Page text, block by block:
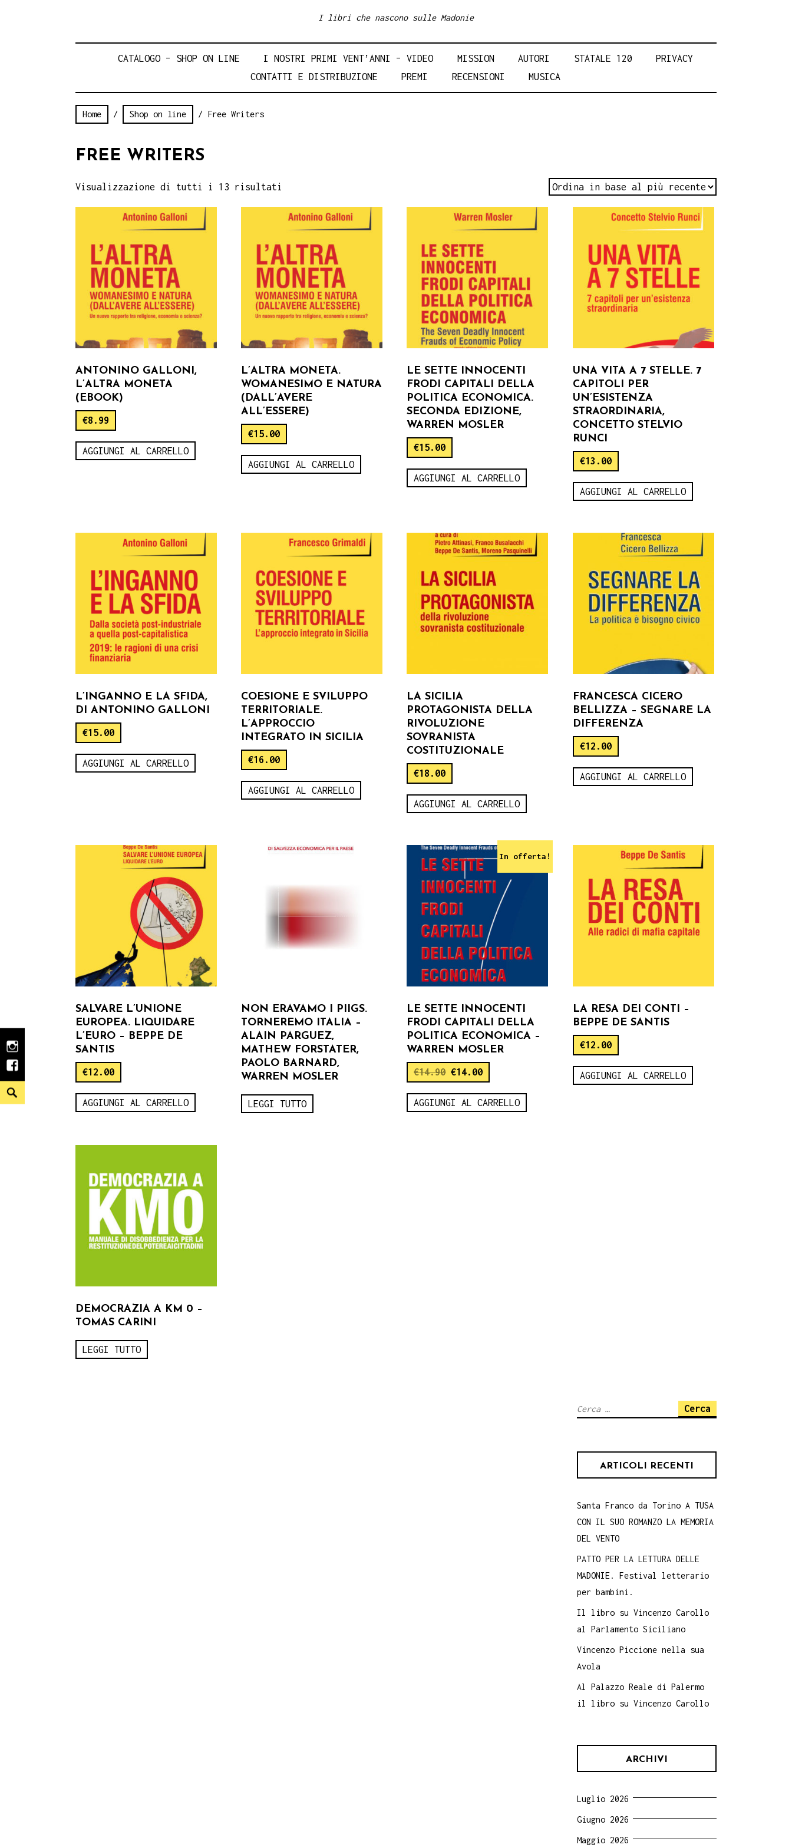
I libri che nascono sulle Madonie
CATALOGO – SHOP ON LINE I NOSTRI PRIMI VENT’ANNI – VIDEO MISSION AUTORI STATALE 120
PRIVACY
CONTATTI E DISTRIBUZIONE
PREMI RECENSIONI MUSICA
instagram
facebook
Search
Home / Shop on line / Free Writers
FREE WRITERS
Visualizzazione di tutti i 13 risultati
ANTONINO GALLONI,
L’ALTRA MONETA
(EBOOK)
€8.99
AGGIUNGI AL CARRELLO
L’ALTRA MONETA.
WOMANESIMO E NATURA
(DALL’AVERE
ALL’ESSERE)
€15.00
AGGIUNGI AL CARRELLO
LE SETTE INNOCENTI
FRODI CAPITALI DELLA
POLITICA ECONOMICA.
SECONDA EDIZIONE,
WARREN MOSLER
€15.00
AGGIUNGI AL CARRELLO
UNA VITA A 7 STELLE. 7
CAPITOLI PER
UN’ESISTENZA
STRAORDINARIA,
CONCETTO STELVIO
RUNCI
€13.00
AGGIUNGI AL CARRELLO
L’INGANNO E LA SFIDA,
DI ANTONINO GALLONI
€15.00
AGGIUNGI AL CARRELLO
COESIONE E SVILUPPO
TERRITORIALE.
L’APPROCCIO
INTEGRATO IN SICILIA
€16.00
AGGIUNGI AL CARRELLO
LA SICILIA
PROTAGONISTA DELLA
RIVOLUZIONE
SOVRANISTA
COSTITUZIONALE
€18.00
AGGIUNGI AL CARRELLO
FRANCESCA CICERO
BELLIZZA – SEGNARE LA
DIFFERENZA
€12.00
AGGIUNGI AL CARRELLO
SALVARE L’UNIONE
EUROPEA. LIQUIDARE
L’EURO – BEPPE DE
SANTIS
€12.00
AGGIUNGI AL CARRELLO
NON ERAVAMO I PIIGS.
TORNEREMO ITALIA –
ALAIN PARGUEZ,
MATHEW FORSTATER,
PAOLO BARNARD,
WARREN MOSLER
LEGGI TUTTO
In offerta!
LE SETTE INNOCENTI
FRODI CAPITALI DELLA
POLITICA ECONOMICA –
WARREN MOSLER
€14.90 €14.00
AGGIUNGI AL CARRELLO
LA RESA DEI CONTI –
BEPPE DE SANTIS
€12.00
AGGIUNGI AL CARRELLO
DEMOCRAZIA A KM 0 –
TOMAS CARINI
LEGGI TUTTO
Ricerca
ARTICOLI RECENTI
Santa Franco da Torino A TUSA
CON IL SUO ROMANZO LA MEMORIA
DEL VENTO
PATTO PER LA LETTURA DELLE
MADONIE. Festival letterario
per bambini.
Il libro su Vincenzo Carollo
al Parlamento Siciliano
Vincenzo Piccione nella sua
Avola
Al Palazzo Reale di Palermo
il libro su Vincenzo Carollo
ARCHIVI
Luglio 2026
Giugno 2026
Maggio 2026